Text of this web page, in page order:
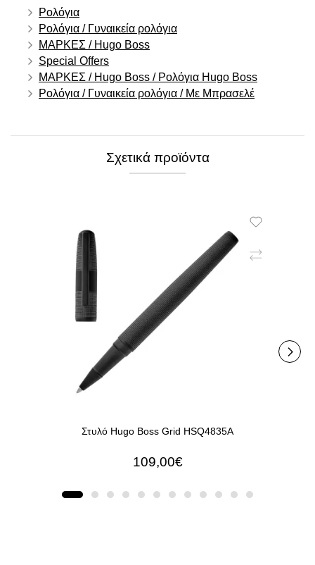
Ρολόγια
Ρολόγια / Γυναικεία ρολόγια
ΜΑΡΚΕΣ / Hugo Boss
Special Offers
ΜΑΡΚΕΣ / Hugo Boss / Ρολόγια Hugo Boss
Ρολόγια / Γυναικεία ρολόγια / Με Μπρασελέ
Σχετικά προϊόντα
Στυλό Hugo Boss Grid HSQ4835A
109,00€